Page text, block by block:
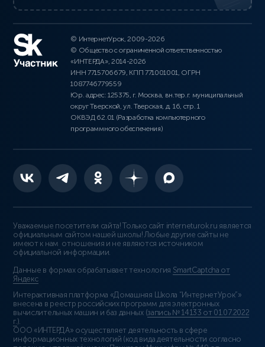
© ИнтернетУрок, 2009-2026
© Общество с ограниченной ответственностью
«ИНТЕРДА», 2014-2026
ИНН 7715706679, КПП 771001001, ОГРН
1087746779559
Юр. адрес: 125375, г. Москва, вн.тер.г. муниципальный
округ Тверской, ул. Тверская, д. 16, стр. 1
ОКВЭД 62.01 (Разработка компьютерного
программного обеспечения)
Уважаемые посетители сайта! Только сайт interneturok.ru является
официальным сайтом нашей школы! Любые другие сайты не
имеют к нам отношения и не являются источником
официальной информации.
Данные в формах обрабатывает технология SmartCaptcha от
Яндекс
Интерактивная платформа «Домашняя Школа “ИнтернетУрок”»
внесена в реестр российских программ для электронных
вычислительных машин и баз данных (запись № 14133 от 01.07.2022
г.).
ООО «ИНТЕРДА» осуществляет деятельность в сфере
информационных технологий (код вида деятельности согласно